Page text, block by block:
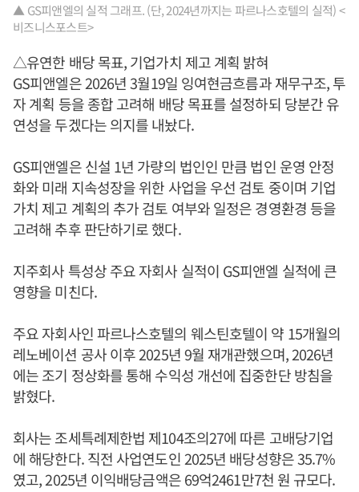
▲ GS피앤엘의 실적 그래프. (단, 2024년까지는 파르나스호텔의 실적) <
비즈니스포스트>
△유연한 배당 목표, 기업가치 제고 계획 밝혀
GS피앤엘은 2026년 3월19일 잉여현금흐름과 재무구조, 투
자 계획 등을 종합 고려해 배당 목표를 설정하되 당분간 유
연성을 두겠다는 의지를 내놨다.
GS피앤엘은 신설 1년 가량의 법인인 만큼 법인 운영 안정
화와 미래 지속성장을 위한 사업을 우선 검토 중이며 기업
가치 제고 계획의 추가 검토 여부와 일정은 경영환경 등을
고려해 추후 판단하기로 했다.
지주회사 특성상 주요 자회사 실적이 GS피앤엘 실적에 큰
영향을 미친다.
주요 자회사인 파르나스호텔의 웨스틴호텔이 약 15개월의
레노베이션 공사 이후 2025년 9월 재개관했으며, 2026년
에는 조기 정상화를 통해 수익성 개선에 집중한단 방침을
밝혔다.
회사는 조세특례제한법 제104조의27에 따른 고배당기업
에 해당한다. 직전 사업연도인 2025년 배당성향은 35.7%
였고, 2025년 이익배당금액은 69억2461만7천 원 규모다.